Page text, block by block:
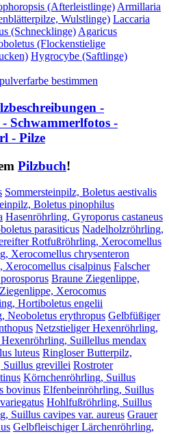
(Afterleistlinge) Armillaria
Wulstlinge) Laccaria
(Schnecklinge) Agaricus
(Flockenstielige
Hygrocybe (Saftlinge)
bestimmen
-
Schwammerlfotos -
- Pilze
Pilzbuch!
Sommersteinpilz, Boletus aestivalis
Boletus pinophilus
Hasenröhrling, Gyroporus castaneus
parasiticus Nadelholzröhrling,
Rotfußröhrling, Xerocomellus
Xerocomellus chrysenteron
Xerocomellus cisalpinus Falscher
Braune Ziegenlippe,
Xerocomus
Hortiboletus engelii
Neoboletus erythropus Gelbfüßiger
Netzstieliger Hexenröhrling,
Suillellus mendax
luteus Ringloser Butterpilz,
grevillei Rostroter
Körnchenröhrling, Suillus
bovinus Elfenbeinröhrling, Suillus
Hohlfußröhrling, Suillus
Suillus cavipes var. aureus Grauer
Gelbfleischiger Lärchenröhrling,